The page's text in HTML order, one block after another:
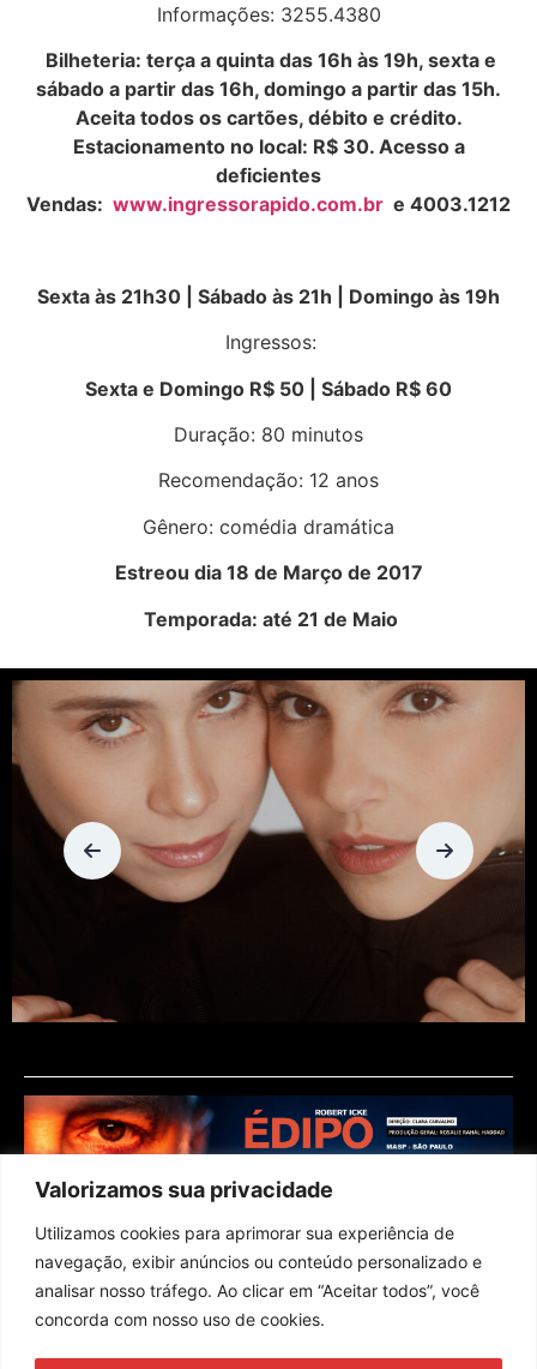
Valorizamos sua privacidade
Utilizamos cookies para aprimorar sua experiência de
navegação, exibir anúncios ou conteúdo personalizado e
analisar nosso tráfego. Ao clicar em “Aceitar todos”, você
concorda com nosso uso de cookies.
Informações: 3255.4380
Bilheteria: terça a quinta das 16h às 19h, sexta e
sábado a partir das 16h, domingo a partir das 15h.
Aceita todos os cartões, débito e crédito.
Estacionamento no local: R$ 30. Acesso a
deficientes
Vendas: www.ingressorapido.com.br e 4003.1212
Sexta às 21h30 | Sábado às 21h | Domingo às 19h
Ingressos:
Sexta e Domingo R$ 50 | Sábado R$ 60
Duração: 80 minutos
Recomendação: 12 anos
Gênero: comédia dramática
Estreou dia 18 de Março de 2017
Temporada: até 21 de Maio
Assine nossa newsletter